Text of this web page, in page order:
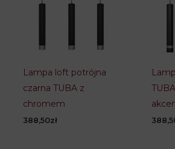
Lampa loft potrójna
czarna TUBA z
chromem
388,50zł